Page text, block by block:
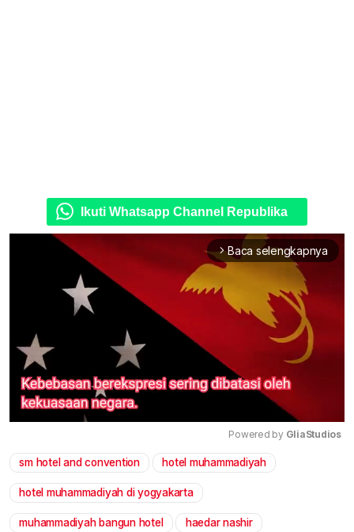
Ikuti Whatsapp Channel Republika
arrow_forward_ios Baca selengkapnya
Powered by GliaStudios
sm hotel and convention hotel muhammadiyah
hotel muhammadiyah di yogyakarta
muhammadiyah bangun hotel haedar nashir